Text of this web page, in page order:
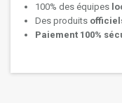
100% des équipes
Des produits
Paiement 100%